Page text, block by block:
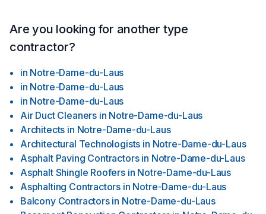
Are you looking for another type
contractor?
in Notre-Dame-du-Laus
in Notre-Dame-du-Laus
in Notre-Dame-du-Laus
Air Duct Cleaners in Notre-Dame-du-Laus
Architects in Notre-Dame-du-Laus
Architectural Technologists in Notre-Dame-du-Laus
Asphalt Paving Contractors in Notre-Dame-du-Laus
Asphalt Shingle Roofers in Notre-Dame-du-Laus
Asphalting Contractors in Notre-Dame-du-Laus
Balcony Contractors in Notre-Dame-du-Laus